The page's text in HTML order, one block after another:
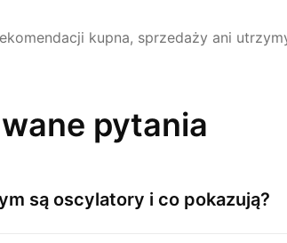
kupna, sprzedaży ani
pytania
są oscylatory i co pokazują?